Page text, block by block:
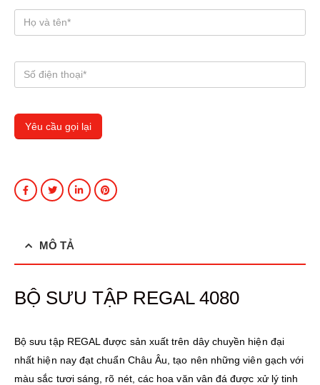
MÔ TẢ
BỘ SƯU TẬP REGAL 4080
Bộ sưu tập REGAL được sản xuất trên dây chuyền hiện đại
nhất hiện nay đạt chuẩn Châu Âu, tạo nên những viên gạch với
màu sắc tươi sáng, rõ nét, các hoa văn vân đá được xử lý tinh